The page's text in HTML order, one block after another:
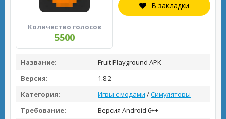
Количество голосов
5500
В закладки
Название:
Fruit Playground APK
Версия:
1.8.2
Категория:
Игры с модами /Симуляторы
Требование:
Версия Android 6++